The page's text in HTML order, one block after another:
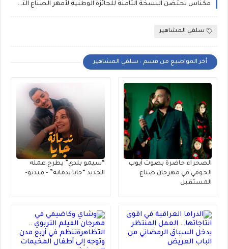
مكناس تحتضن النسخة الثامنة للجائزة الوطنية لأمهر الصناع التقليديين
سلفي المشاهير
أخر المواضيع من قسم : سلفي المشاهير
الصحراء حاضرة بصوت أيوب
الحومي في مهرجان صناع
المستقبل
“سيمو بلدي” يطرح عمله
الجديد “جايا ندمانة” - فيديو-